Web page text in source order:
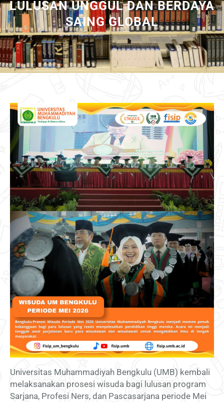
LULUSAN UNGGUL DAN BERDAYA
SAING GLOBAL
Universitas Muhammadiyah Bengkulu (UMB) kembali
melaksanakan prosesi wisuda bagi lulusan program
Sarjana, Profesi Ners, dan Pascasarjana periode Mei